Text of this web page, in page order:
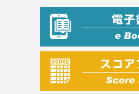
司法書士・社労士
行政書士・宅建
FP
衛生管理・運行管理
建築・土木
電気・危険物
調理師
スキル・キャリアアップ
プラチナダイアリー プ